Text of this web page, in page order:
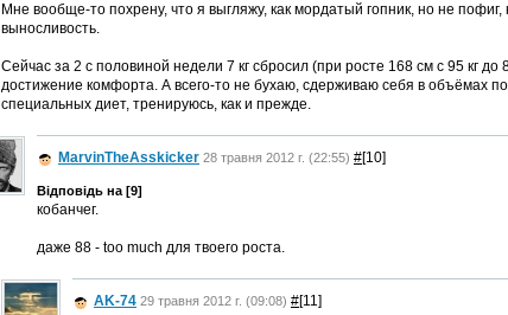
Мне вообще-то похрену, что я выгляжу, как мордатый гопник, но не пофиг,
выносливость.
Сейчас за 2 с половиной недели 7 кг сбросил (при росте 168 см с 95 кг
достижение комфорта. А всего-то не бухаю, сдерживаю себя в объёмах
специальных диет, тренируюсь, как и прежде.
MarvinTheAsskicker 28 травня 2012 г. (22:55) #[10]
Відповідь на [9]
кобанчег.
даже 88 - too much для твоего роста.
AK-74 29 травня 2012 г. (09:08) #[11]